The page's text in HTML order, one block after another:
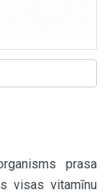
prasa
visas vitamīnu